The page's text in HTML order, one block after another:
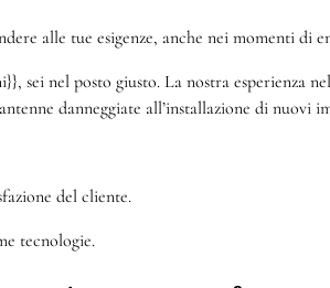
alle tue esigenze, anche nei momenti di
sei nel posto giusto. La nostra
danneggiate all’installazione di
del cliente.
tecnologie.